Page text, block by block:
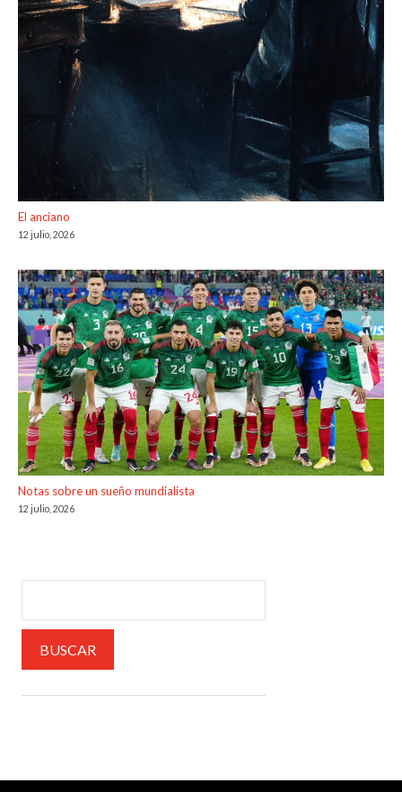
El anciano
12 julio, 2026
Notas sobre un sueño mundialista
12 julio, 2026